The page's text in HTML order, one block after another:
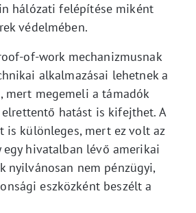
hálózati felépítése miként
védelmében.
of-work mechanizmusnak
alkalmazásai lehetnek a
mert megemeli a támadók
hatást is kifejthet. A
is különleges, mert ez volt az
hivatalban lévő amerikai
nyilvánosan nem pénzügyi,
eszközként beszélt a